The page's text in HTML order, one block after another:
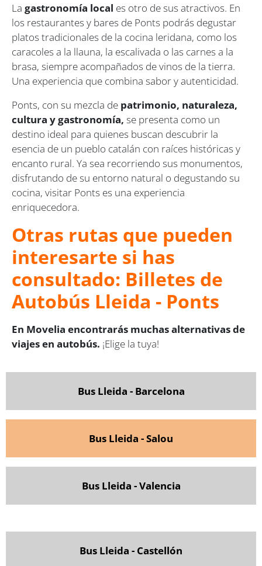
La gastronomía local es otro de sus atractivos. En
los restaurantes y bares de Ponts podrás degustar
platos tradicionales de la cocina leridana, como los
caracoles a la llauna, la escalivada o las carnes a la
brasa, siempre acompañados de vinos de la tierra.
Una experiencia que combina sabor y autenticidad.
Ponts, con su mezcla de patrimonio, naturaleza,
cultura y gastronomía, se presenta como un
destino ideal para quienes buscan descubrir la
esencia de un pueblo catalán con raíces históricas y
encanto rural. Ya sea recorriendo sus monumentos,
disfrutando de su entorno natural o degustando su
cocina, visitar Ponts es una experiencia
enriquecedora.
Otras rutas que pueden
interesarte si has
consultado: Billetes de
Autobús Lleida - Ponts
En Movelia encontrarás muchas alternativas de
viajes en autobús. ¡Elige la tuya!
Bus Lleida - Barcelona
Bus Lleida - Salou
Bus Lleida - Valencia
Bus Lleida - Castellón